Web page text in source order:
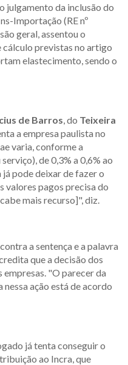
julgamento da inclusão do
Importação (RE nº
geral, assentou o
cálculo previstas no artigo
elastecimento, sendo o
de Barros, do Teixeira
a empresa paulista no
varia, conforme a
de 0,3% a 0,6% ao
já pode deixar de fazer o
valores pagos precisa do
mais recurso]", diz.
a sentença e a palavra
que a decisão dos
"O parecer da
ação está de acordo
já tenta conseguir o
ao Incra, que